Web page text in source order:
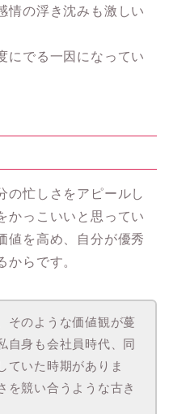
情の浮き沈みも激しい
にでる一因になってい
の忙しさをアピールし
かっこいいと思ってい
値を高め、自分が優秀
からです。
そのような価値観が蔓
自身も会社員時代、同
ていた時期がありま
を競い合うような古き